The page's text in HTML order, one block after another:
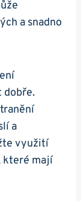
a snadno
dobře.
a
využití
které mají